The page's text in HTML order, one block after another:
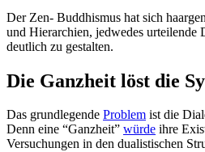
Der Zen- Buddhismus hat sich
und Hierarchien, jedwedes urteilende
deutlich zu gestalten.
Die Ganzheit löst die
Das grundlegende Problem ist die
Denn eine “Ganzheit” würde ihre
Versuchungen in den dualistischen